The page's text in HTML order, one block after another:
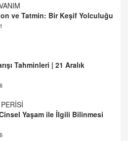
Tahminleri | 21 Aralık
Yaşam ile İlgili Bilinmesi
00:11